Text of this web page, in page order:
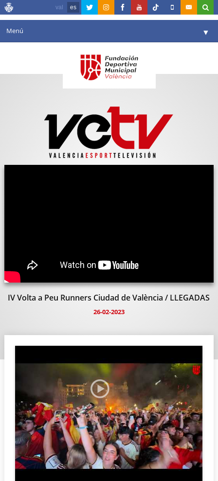
val es
Menú ▼
Agenda
Comunicación
Valencia en deporte
Portal de Transparencia
IV Volta a Peu Runners Ciudad de València / LLEGADAS
26-02-2023